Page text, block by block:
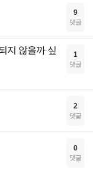
9
댓글
지 않을까 싶
1
댓글
2
댓글
0
댓글